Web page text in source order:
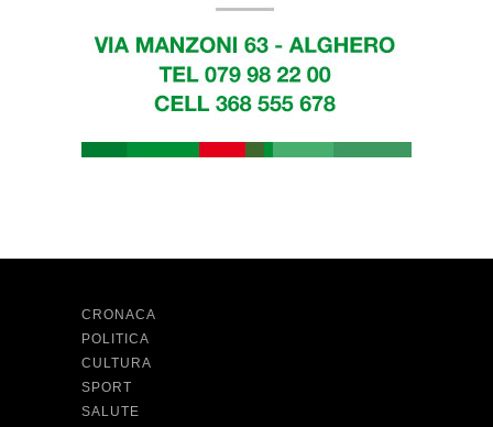
CRONACA
POLITICA
CULTURA
SPORT
SALUTE